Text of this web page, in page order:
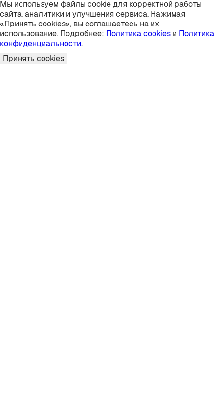
Мы используем файлы cookie для корректной работы
сайта, аналитики и улучшения сервиса. Нажимая
«Принять cookies», вы соглашаетесь на их
использование. Подробнее: Политика cookies и Политика
конфиденциальности.
Принять cookies